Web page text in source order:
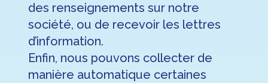
des renseignements sur notre
société, ou de recevoir les lettres
d’information.
Enfin, nous pouvons collecter de
manière automatique certaines